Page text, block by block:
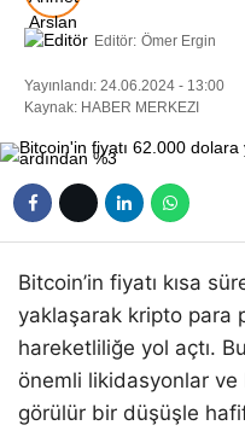
Editör: Ömer Ergin
Yayınlandı: 24.06.2024 - 13:00
Kaynak: HABER MERKEZI
Bitcoin’in fiyatı kısa
yaklaşarak kripto para
hareketliliğe yol açtı.
önemli likidasyonlar
görülür bir düşüşle